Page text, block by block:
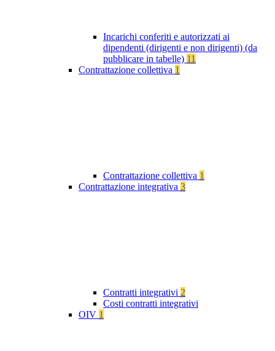
Incarichi conferiti e autorizzati ai
dipendenti (dirigenti e non dirigenti) (da
pubblicare in tabelle) 11
Contrattazione collettiva 1
Contrattazione collettiva 1
Contrattazione integrativa 3
Contratti integrativi 2
Costi contratti integrativi
OIV 1